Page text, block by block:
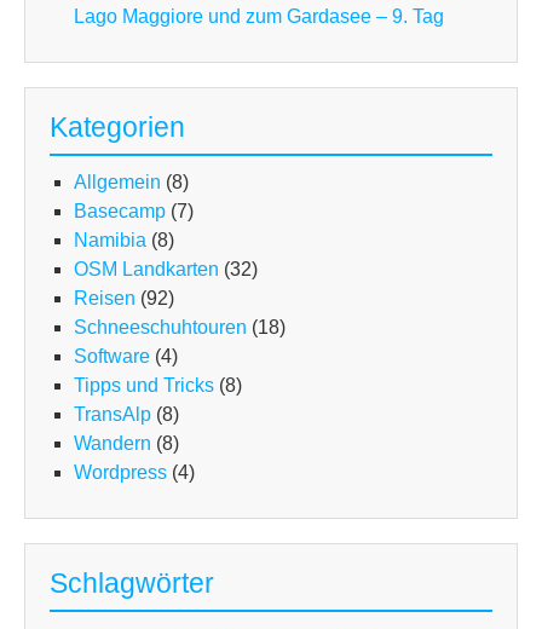
Lago Maggiore und zum Gardasee – 9. Tag
Kategorien
Allgemein (8)
Basecamp (7)
Namibia (8)
OSM Landkarten (32)
Reisen (92)
Schneeschuhtouren (18)
Software (4)
Tipps und Tricks (8)
TransAlp (8)
Wandern (8)
Wordpress (4)
Schlagwörter